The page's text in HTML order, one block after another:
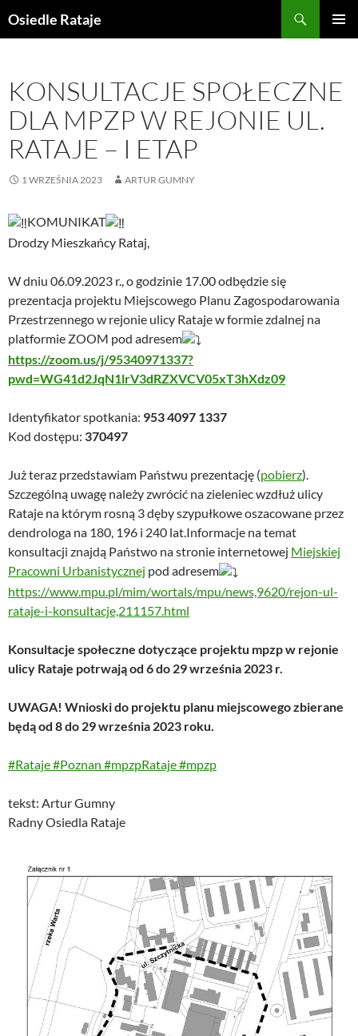
doOsiedle Rataje
KONSULTACJE SPOŁECZNE
DLA MPZP W REJONIE UL.
RATAJE – I ETAP
1 WRZEŚNIA 2023 ARTUR GUMNY
KOMUNIKAT
Drodzy Mieszkańcy Rataj,
W dniu 06.09.2023 r., o godzinie 17.00 odbędzie się
prezentacja projektu Miejscowego Planu Zagospodarowania
Przestrzennego w rejonie ulicy Rataje w formie zdalnej na
platformie ZOOM pod adresem
https://zoom.us/j/95340971337?
pwd=WG41d2JqN1lrV3dRZXVCV05xT3hXdz09
Identyfikator spotkania: 953 4097 1337
Kod dostępu: 370497
Już teraz przedstawiam Państwu prezentację (pobierz).
Szczególną uwagę należy zwrócić na zieleniec wzdłuż ulicy
Rataje na którym rosną 3 dęby szypułkowe oszacowane przez
dendrologa na 180, 196 i 240 lat.Informacje na temat
konsultacji znajdą Państwo na stronie internetowej Miejskiej
Pracowni Urbanistycznej pod adresem
https://www.mpu.pl/mim/wortals/mpu/news,9620/rejon-ul-
rataje-i-konsultacje,211157.html
Konsultacje społeczne dotyczące projektu mpzp w rejonie
ulicy Rataje potrwają od 6 do 29 września 2023 r.
UWAGA! Wnioski do projektu planu miejscowego zbierane
będą od 8 do 29 września 2023 roku.
#Rataje#Poznan #mpzpRataje#mpzp
tekst: Artur Gumny
Radny Osiedla Rataje